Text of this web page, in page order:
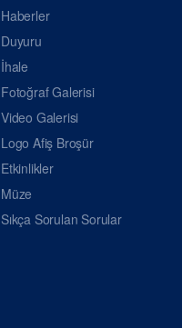
Online Randevu
Haberler
Duyuru
İhale
Fotoğraf Galerisi
Video Galerisi
Logo Afiş Broşür
Etkinlikler
Müze
Sıkça Sorulan Sorular